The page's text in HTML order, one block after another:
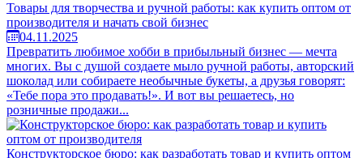
Товары для творчества и ручной работы: как купить оптом от
производителя и начать свой бизнес
04.11.2025
Превратить любимое хобби в прибыльный бизнес — мечта
многих. Вы с душой создаете мыло ручной работы, авторский
шоколад или собираете необычные букеты, а друзья говорят:
«Тебе пора это продавать!». И вот вы решаетесь, но
розничные продажи...
Конструкторское бюро: как разработать товар и купить оптом